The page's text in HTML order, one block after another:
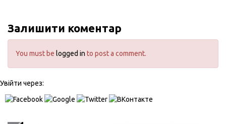
Залишити коментар
You must be logged in to post a comment.
Увійти через: